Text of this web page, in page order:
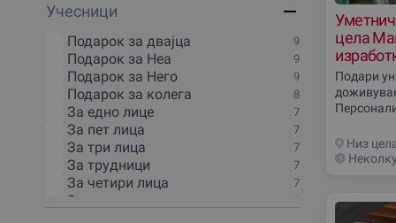
Викенд
Кочани 16
Кавадарци 14
Национален парк Пелистер 14
Струга 14
Берово 13
Делчево 13
Крушево 13
Гостивар 12
Велес 11
Гевгелиjа 11
Прилеп 11
Учесници
Подарок за двајца 9
Подарок за Неа 9
Подарок за Него 9
Подарок за колега 8
За едно лице 7
За пет лица 7
За три лица 7
За трудници 7
За четири лица 7
За шест лица
цела
Подари
што го
Низ